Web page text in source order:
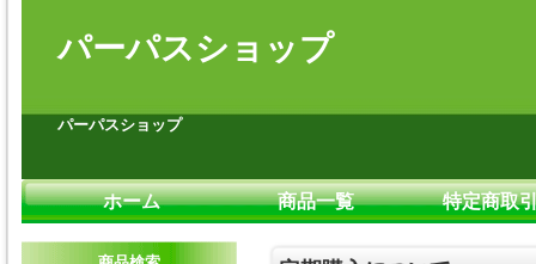
パーパスショップ
パーパスショップ
ホーム 商品一覧 特定商取